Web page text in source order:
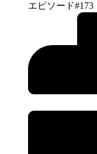
エピソード#173